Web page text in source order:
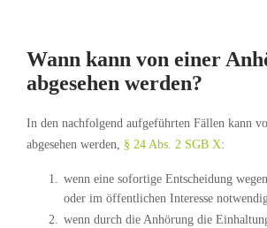
Wann kann von einer
abgesehen werden?
In den nachfolgend aufgeführten Fällen kann
abgesehen werden, § 24 Abs. 2 SGB X:
wenn eine sofortige Entscheidung
oder im öffentlichen Interesse
wenn durch die Anhörung die